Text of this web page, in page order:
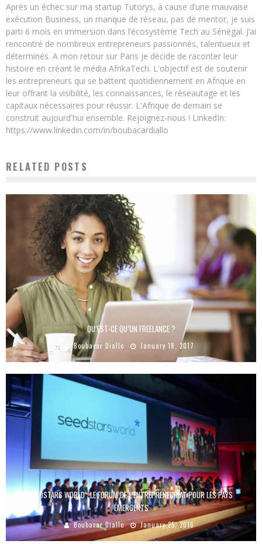
Après un échec sur ma startup Tutorys, à cause d’une mauvaise
exécution Business, un manque de réseau, pas de mentor, je suis
parti 6 mois en immersion dans l’écosystème Tech au Sénégal. J’ai
rencontré de nombreux entrepreneurs passionnés, talentueux et
déterminés. A mon retour sur Paris je décide de raconter leur
histoire en créant le média AfrikaTech. L'objectif est de soutenir
les entrepreneurs qui se battent quotidiennement en Afrique en
leur offrant la visibilité, les connaissances, le réseautage et les
capitaux nécessaires pour réussir. L'Afrique de demain se
construit aujourd'hui ensemble. Rejoignez-nous ! LinkedIn:
https://www.linkedin.com/in/boubacardiallo
RELATED POSTS
QU’EST-CE QU’UN FREELANCE ?
Boubacar Diallo January 18, 2017
SEEDSTARS WORLD : LE FORUM DE L’ENTREPRENEURIAT POUR LES PAYS
ÉMERGENTS
Boubacar Diallo January 25, 2016